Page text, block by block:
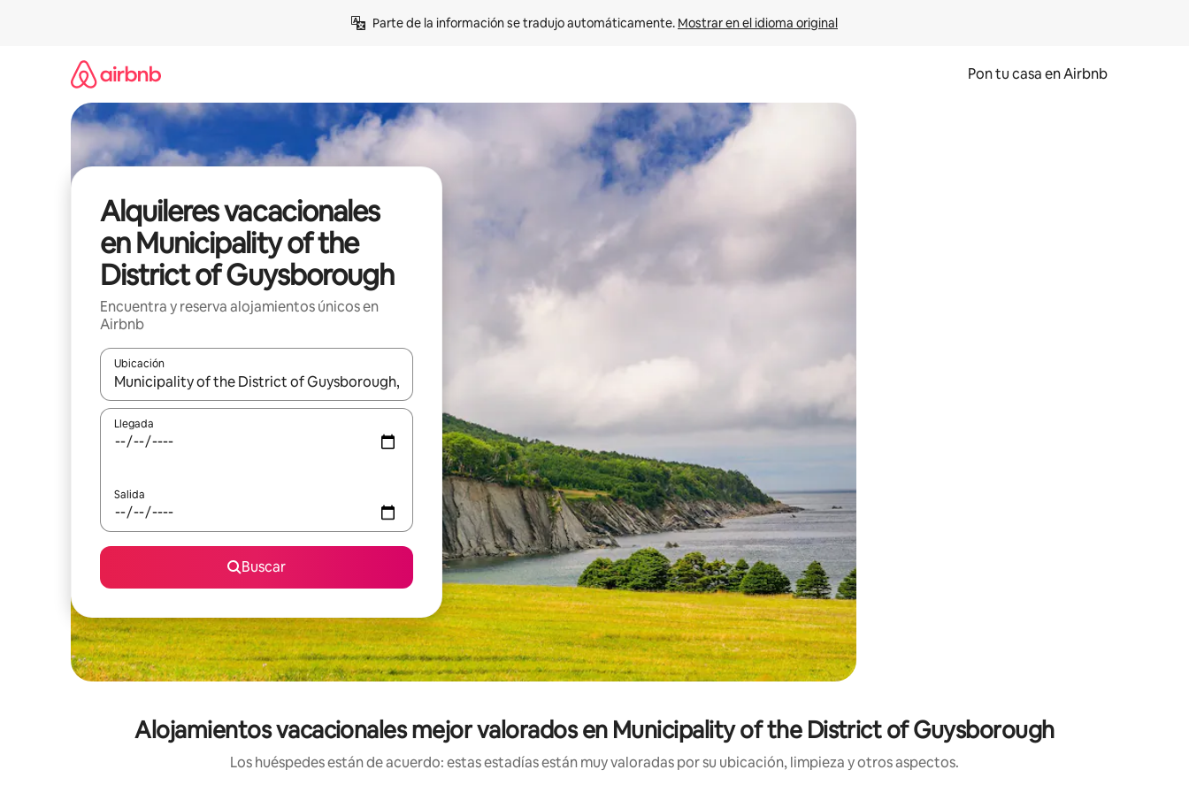
Parte de la información se tradujo automáticamente. Mostrar en el idioma original
Pon tu casa en Airbnb
Alquileres vacacionales
en Municipality of the
District of Guysborough
Encuentra y reserva alojamientos únicos en
Airbnb
Ubicación
Cuando los resultados estén disponibles, navega con las teclas de flecha hacia arriba y hacia abajo o explora con el tacto o desliza el dedo.
Llegada
Salida
Buscar
Alojamientos vacacionales mejor valorados en Municipality of the District of Guysborough
Los huéspedes están de acuerdo: estas estadías están muy valoradas por su ubicación, limpieza y otros aspectos.